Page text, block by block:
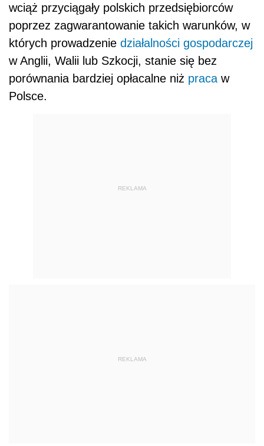
wciąż przyciągały polskich przedsiębiorców
poprzez zagwarantowanie takich warunków, w
których prowadzenie działalności gospodarczej
w Anglii, Walii lub Szkocji, stanie się bez
porównania bardziej opłacalne niż praca w
Polsce.
REKLAMA
REKLAMA